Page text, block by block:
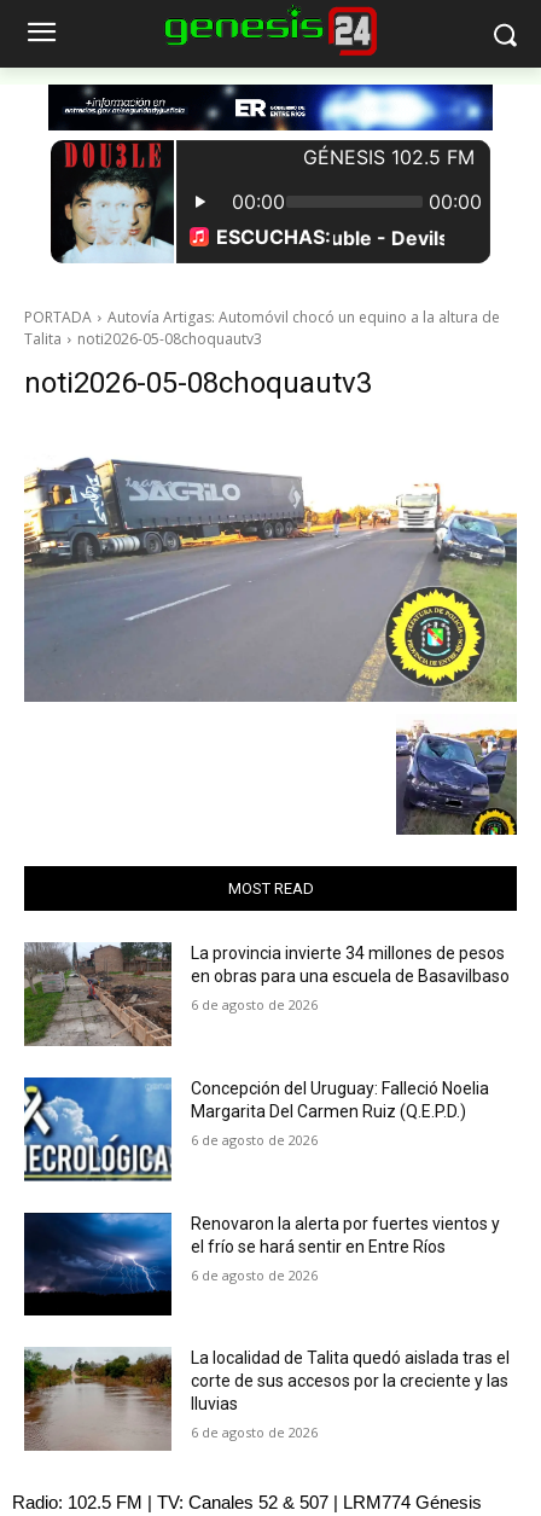
PORTADA
Autovía Artigas: Automóvil chocó un equino a la altura de
Talita
noti2026-05-08choquautv3
noti2026-05-08choquautv3
MOST READ
La provincia invierte 34 millones de pesos
en obras para una escuela de Basavilbaso
6 de agosto de 2026
Concepción del Uruguay: Falleció Noelia
Margarita Del Carmen Ruiz (Q.E.P.D.)
6 de agosto de 2026
Renovaron la alerta por fuertes vientos y
el frío se hará sentir en Entre Ríos
6 de agosto de 2026
La localidad de Talita quedó aislada tras el
corte de sus accesos por la creciente y las
lluvias
6 de agosto de 2026
Radio: 102.5 FM | TV: Canales 52 & 507 | LRM774 Génesis